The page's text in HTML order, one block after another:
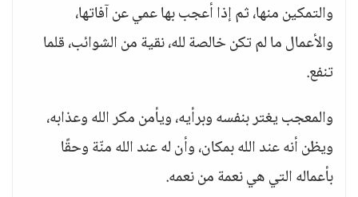
والتمكين منها، ثم إذا أعجب بها عمي عن آفاتها،
والأعمال ما لم تكن خالصة لله، نقية من الشوائب، قلما
تنفع.
والمعجب يغتر بنفسه وبرأيه، ويأمن مكر الله وعذابه،
ويظن أنه عند الله بمكان، وأن له عند الله منّة وحقًا
بأعماله التي هي نعمة من نعمه.